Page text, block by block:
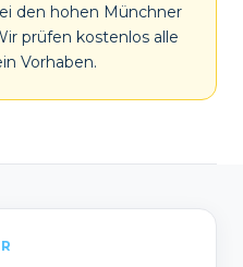
den hohen Münchner
prüfen kostenlos alle
Vorhaben.